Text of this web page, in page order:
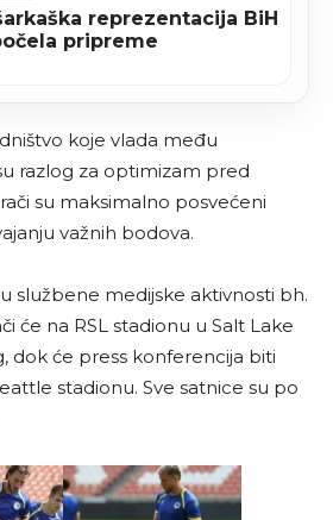
reprezentacija BiH
pripreme
koje vlada među
razlog za optimizam pred
su maksimalno posvećeni
važnih bodova.
službene medijske aktivnosti bh.
će na RSL stadionu u Salt Lake
dok će press konferencija biti
stadionu. Sve satnice su po